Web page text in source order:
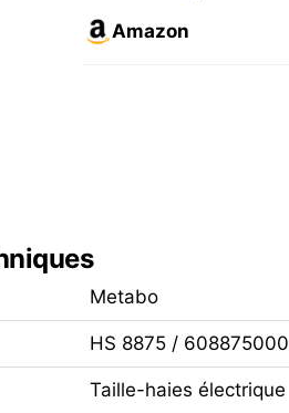
Amazon
Metabo
HS 8875 / 608875000
Taille-haies électrique